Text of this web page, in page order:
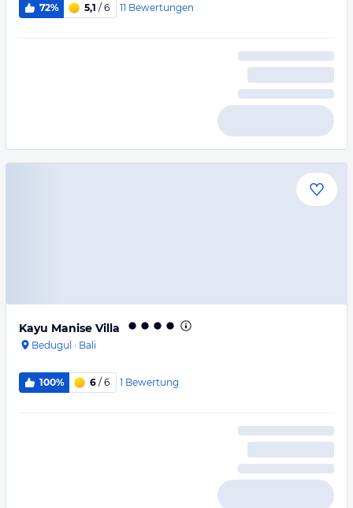
72% 5,1 / 6 11 Bewertungen
Kayu Manise Villa
Bedugul · Bali
100% 6 / 6 1 Bewertung